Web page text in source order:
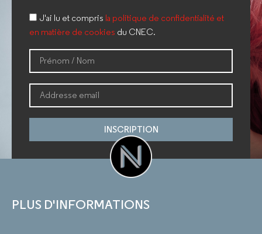
J'ai lu et compris la politique de confidentialité et
en matière de cookies du CNEC.
INSCRIPTION
PLUS D'INFORMATIONS